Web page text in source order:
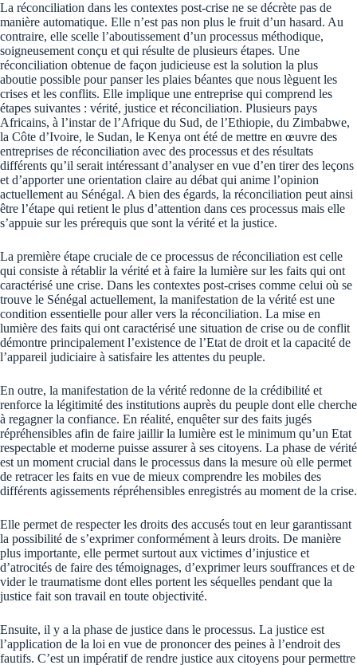
La réconciliation dans les contextes post-crise ne se décrète pas de
manière automatique. Elle n’est pas non plus le fruit d’un hasard. Au
contraire, elle scelle l’aboutissement d’un processus méthodique,
soigneusement conçu et qui résulte de plusieurs étapes. Une
réconciliation obtenue de façon judicieuse est la solution la plus
aboutie possible pour panser les plaies béantes que nous lèguent les
crises et les conflits. Elle implique une entreprise qui comprend les
étapes suivantes : vérité, justice et réconciliation. Plusieurs pays
Africains, à l’instar de l’Afrique du Sud, de l’Ethiopie, du Zimbabwe,
la Côte d’Ivoire, le Sudan, le Kenya ont été de mettre en œuvre des
entreprises de réconciliation avec des processus et des résultats
différents qu’il serait intéressant d’analyser en vue d’en tirer des leçons
et d’apporter une orientation claire au débat qui anime l’opinion
actuellement au Sénégal. A bien des égards, la réconciliation peut ainsi
être l’étape qui retient le plus d’attention dans ces processus mais elle
s’appuie sur les prérequis que sont la vérité et la justice.
La première étape cruciale de ce processus de réconciliation est celle
qui consiste à rétablir la vérité et à faire la lumière sur les faits qui ont
caractérisé une crise. Dans les contextes post-crises comme celui où se
trouve le Sénégal actuellement, la manifestation de la vérité est une
condition essentielle pour aller vers la réconciliation. La mise en
lumière des faits qui ont caractérisé une situation de crise ou de conflit
démontre principalement l’existence de l’Etat de droit et la capacité de
l’appareil judiciaire à satisfaire les attentes du peuple.
En outre, la manifestation de la vérité redonne de la crédibilité et
renforce la légitimité des institutions auprès du peuple dont elle cherche
à regagner la confiance. En réalité, enquêter sur des faits jugés
répréhensibles afin de faire jaillir la lumière est le minimum qu’un Etat
respectable et moderne puisse assurer à ses citoyens. La phase de vérité
est un moment crucial dans le processus dans la mesure où elle permet
de retracer les faits en vue de mieux comprendre les mobiles des
différents agissements répréhensibles enregistrés au moment de la crise.
Elle permet de respecter les droits des accusés tout en leur garantissant
la possibilité de s’exprimer conformément à leurs droits. De manière
plus importante, elle permet surtout aux victimes d’injustice et
d’atrocités de faire des témoignages, d’exprimer leurs souffrances et de
vider le traumatisme dont elles portent les séquelles pendant que la
justice fait son travail en toute objectivité.
Ensuite, il y a la phase de justice dans le processus. La justice est
l’application de la loi en vue de prononcer des peines à l’endroit des
fautifs. C’est un impératif de rendre justice aux citoyens pour permettre